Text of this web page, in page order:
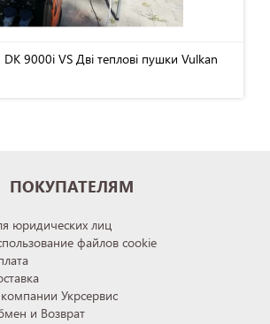
9000i VS Дві теплові пушки Vulkan
ПОКУПАТЕЛЯМ
юридических лиц
файлов cookie
Укрсервис
и Возврат